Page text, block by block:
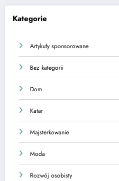
Kategorie
Artykuły sponsorowane
Bez kategorii
Dom
Katar
Majsterkowanie
Moda
Rozwój osobisty